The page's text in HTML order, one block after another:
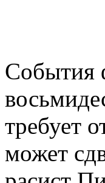
События
требует
может